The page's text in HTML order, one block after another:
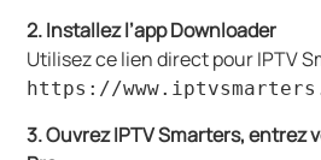
2. Installez l’app Downloader
Utilisez ce lien direct pour IPTV
https://
3. Ouvrez IPTV Smarters, entrez